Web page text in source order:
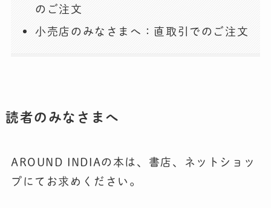
のご注文
小売店のみなさまへ：直取引でのご注文
読者のみなさまへ
AROUND INDIAの本は、書店、ネットショッ
プにてお求めください。